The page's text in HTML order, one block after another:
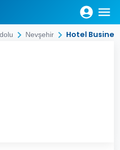
Nevşehir Hotel